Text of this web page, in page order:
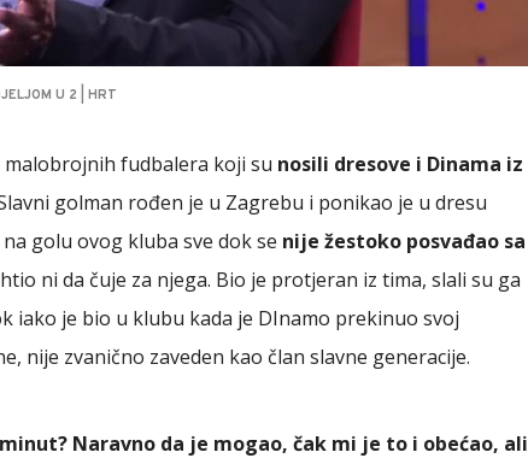
U 2 | HRT
malobrojnih fudbalera koji su nosili dresove i Dinama iz
golman rođen je u Zagrebu i ponikao je u dresu
golu ovog kluba sve dok se nije žestoko posvađao sa
ni da čuje za njega. Bio je protjeran iz tima, slali su ga
iako je bio u klubu kada je DInamo prekinuo svoj
nije zvanično zaveden kao član slavne generacije.
Naravno da je mogao, čak mi je to i obećao, ali